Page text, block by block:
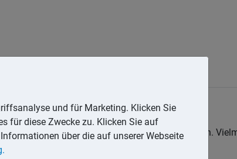
gefordert werden, nicht enthalten.
und für Marketing. Klicken Sie
für diese Zwecke zu. Klicken Sie auf
über die auf unserer Webseite